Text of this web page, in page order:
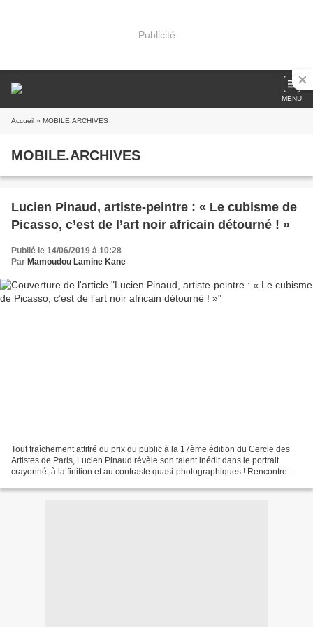
Publicité
MENU
Accueil » MOBILE.ARCHIVES
MOBILE.ARCHIVES
Lucien Pinaud, artiste-peintre : « Le cubisme de
Picasso, c’est de l’art noir africain détourné ! »
Publié le 14/06/2019 à 10:28
Par Mamoudou Lamine Kane
Tout fraîchement attitré du prix du public à la 17ème édition du Cercle des
Artistes de Paris, Lucien Pinaud révèle son talent inédit dans le portrait
crayonné, à la finition et au contraste quasi-photographiques ! Rencontre